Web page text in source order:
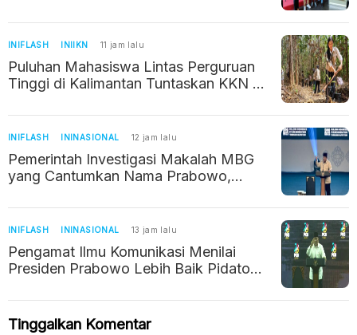
INIFLASH INIIKN 11 jam lalu
Puluhan Mahasiswa Lintas Perguruan
Tinggi di Kalimantan Tuntaskan KKN di
INIFLASH ININASIONAL 12 jam lalu
Pemerintah Investigasi Makalah MBG
yang Cantumkan Nama Prabowo,
INIFLASH ININASIONAL 13 jam lalu
Pengamat Ilmu Komunikasi Menilai
Presiden Prabowo Lebih Baik Pidato
Tinggalkan Komentar